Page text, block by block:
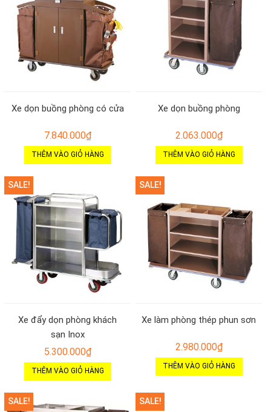
Xe dọn buồng phòng có cửa
7.840.000₫
THÊM VÀO GIỎ HÀNG
Xe dọn buồng phòng
2.063.000₫
THÊM VÀO GIỎ HÀNG
SALE!
Xe đẩy dọn phòng khách
sạn Inox
5.300.000₫
THÊM VÀO GIỎ HÀNG
SALE!
Xe làm phòng thép phun sơn
2.980.000₫
THÊM VÀO GIỎ HÀNG
SALE! SALE!